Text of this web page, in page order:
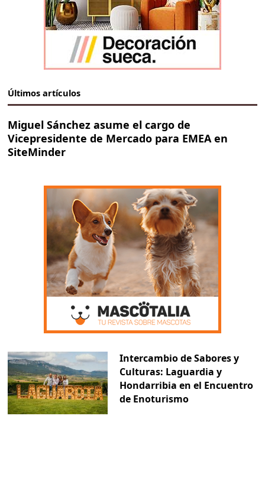
Últimos artículos
Miguel Sánchez asume el cargo de
Vicepresidente de Mercado para EMEA en
SiteMinder
Intercambio de Sabores y
Culturas: Laguardia y
Hondarribia en el Encuentro
de Enoturismo